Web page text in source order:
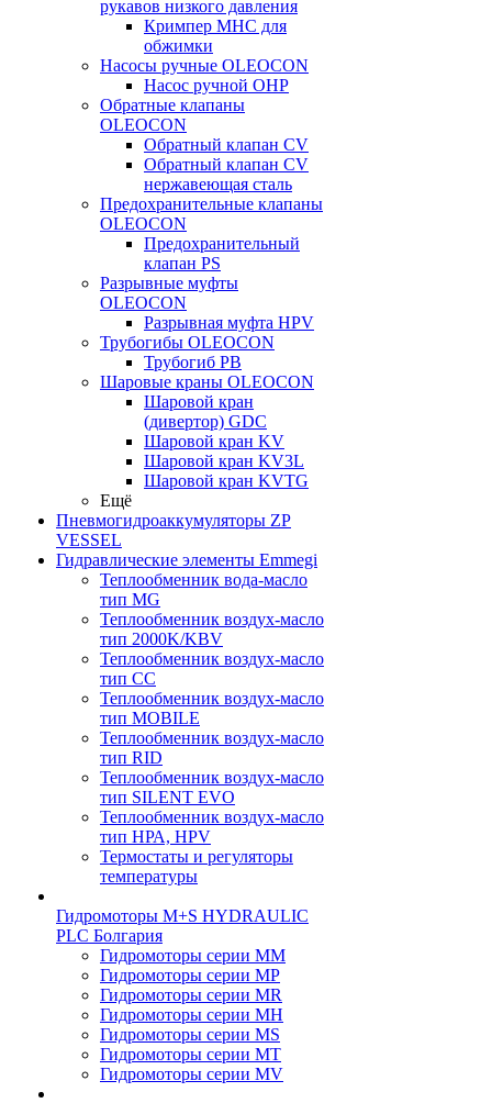
рукавов низкого давления
Кримпер MHC для
обжимки
Насосы ручные OLEOCON
Насос ручной OHP
Обратные клапаны
OLEOCON
Обратный клапан CV
Обратный клапан CV
нержавеющая сталь
Предохранительные клапаны
OLEOCON
Предохранительный
клапан PS
Разрывные муфты
OLEOCON
Разрывная муфта HPV
Трубогибы OLEOCON
Трубогиб PB
Шаровые краны OLEOCON
Шаровой кран
(дивертор) GDC
Шаровой кран KV
Шаровой кран KV3L
Шаровой кран KVTG
Ещё
Пневмогидроаккумуляторы ZP
VESSEL
Гидравлические элементы Emmegi
Теплообменник вода-масло
тип MG
Теплообменник воздух-масло
тип 2000K/KBV
Теплообменник воздух-масло
тип CC
Теплообменник воздух-масло
тип MOBILE
Теплообменник воздух-масло
тип RID
Теплообменник воздух-масло
тип SILENT EVO
Теплообменник воздух-масло
тип НРА, HPV
Термостаты и регуляторы
температуры
Гидромоторы M+S HYDRAULIC
PLC Болгария
Гидромоторы серии ММ
Гидромоторы серии МP
Гидромоторы серии МR
Гидромоторы серии МH
Гидромоторы серии МS
Гидромоторы серии МT
Гидромоторы серии МV